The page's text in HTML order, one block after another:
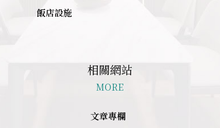
飯店設施
相關網站
MORE
文章專欄